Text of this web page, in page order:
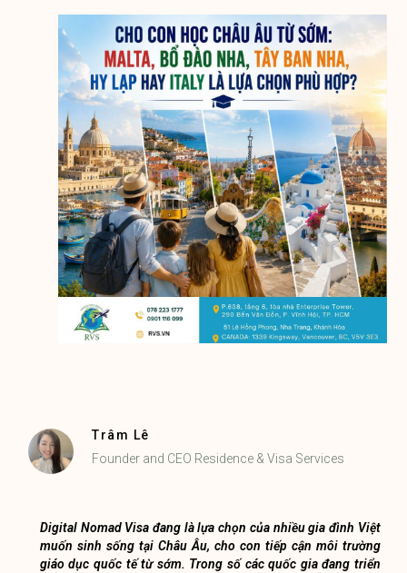
Trâm Lê
Founder and CEO Residence & Visa Services
Digital Nomad Visa đang là lựa chọn của nhiều gia đình Việt
muốn sinh sống tại Châu Âu, cho con tiếp cận môi trường
giáo dục quốc tế từ sớm. Trong số các quốc gia đang triển